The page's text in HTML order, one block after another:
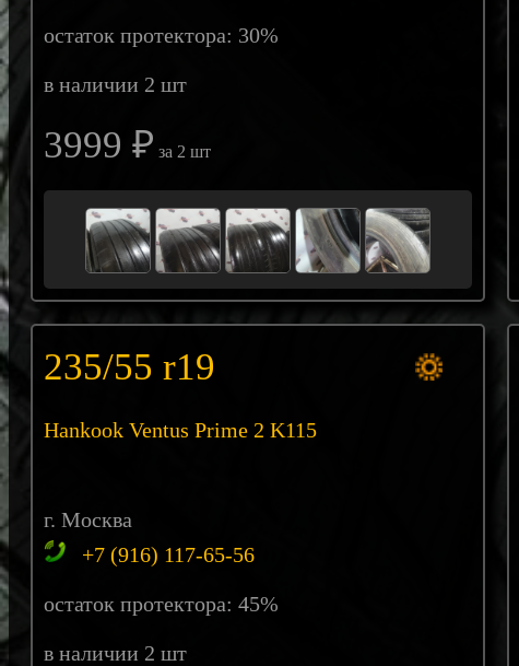
остаток протектора: 30%
в наличии 2 шт
3999 ₽ за 2 шт
235/55 r19
Hankook Ventus Prime 2 K115
г. Москва
+7 (916) 117-65-56
остаток протектора: 45%
в наличии 2 шт